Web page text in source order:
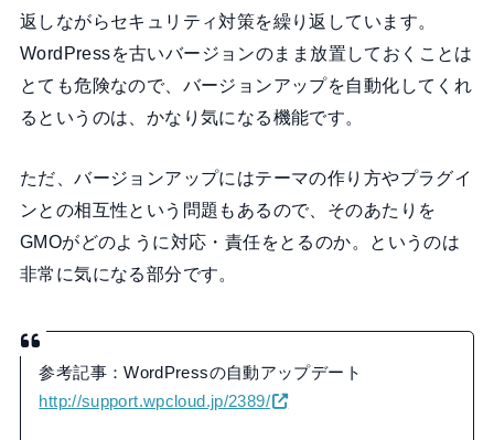
返しながらセキュリティ対策を繰り返しています。
WordPressを古いバージョンのまま放置しておくことは
とても危険なので、バージョンアップを自動化してくれ
るというのは、かなり気になる機能です。
ただ、バージョンアップにはテーマの作り方やプラグイ
ンとの相互性という問題もあるので、そのあたりを
GMOがどのように対応・責任をとるのか。というのは
非常に気になる部分です。
参考記事：WordPressの自動アップデート
http://support.wpcloud.jp/2389/